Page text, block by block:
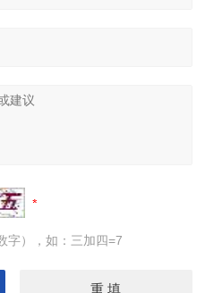
字），如：三加四=7